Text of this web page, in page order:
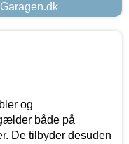
og
både på
De tilbyder desuden